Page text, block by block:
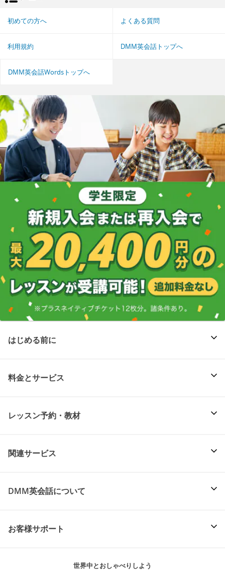
初めての方へ よくある質問
利用規約 DMM英会話トップへ
DMM英会話Wordsトップへ
はじめる前に
料金とサービス
レッスン予約・教材
関連サービス
DMM英会話について
お客様サポート
世界中とおしゃべりしよう